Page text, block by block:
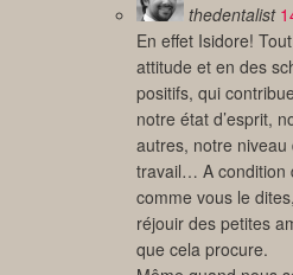
thedentalist
En effet Isidore!
attitude et en des
positifs, qui
notre état d’esprit,
autres, notre niveau
travail… A condition
comme vous le
réjouir des petites
que cela procure.